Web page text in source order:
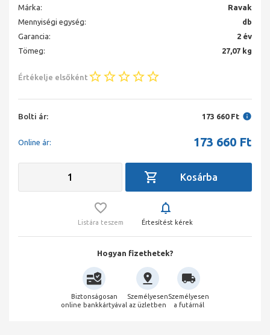
Márka:
Ravak
Mennyiségi egység:
db
Garancia:
2 év
Tömeg:
27,07 kg
Értékelje elsőként
Bolti ár: 173 660 Ft
Online ár: 173 660 Ft
Listára teszem Értesítést kérek
Hogyan fizethetek?
Biztonságosan
online bankkártyával
Személyesen
az üzletben
Személyesen
a futárnál